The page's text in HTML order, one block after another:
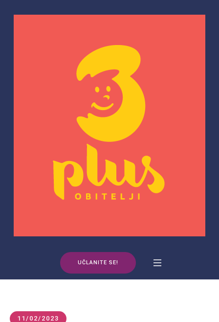
UČLANITE SE!
11/02/2023